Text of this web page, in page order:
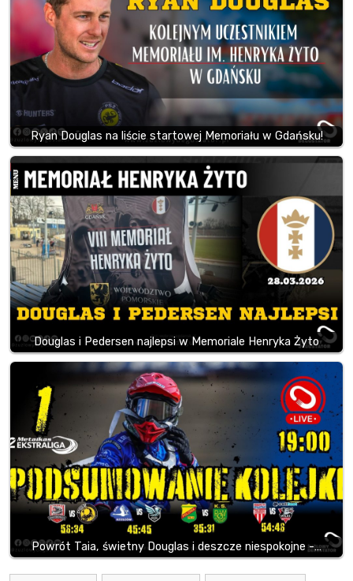
Ryan Douglas na liście startowej Memoriału w Gdańsku!
Douglas i Pedersen najlepsi w Memoriale Henryka Żyto
Powrót Taia, świetny Douglas i deszcze niespokojne -…